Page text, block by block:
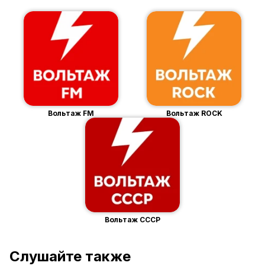
Вольтаж FM Вольтаж ROCK
Вольтаж СССР
Слушайте также